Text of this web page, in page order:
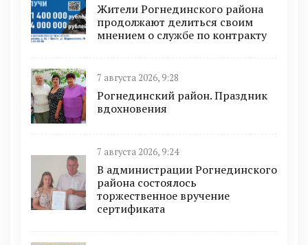
Жители Рогнединского района
продолжают делиться своим
мнением о службе по контракту
7 августа 2026, 9:28
Рогнединский район. Праздник
вдохновения
7 августа 2026, 9:24
В администрации Рогнединского
района состоялось
торжественное вручение
сертификата